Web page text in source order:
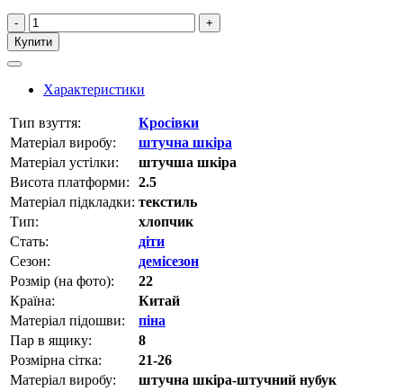
-
+
Купити
Характеристики
Тип взуття:
Кросівки
Матеріал виробу:
штучна шкіра
Матеріал устілки:
штучша шкіра
Висота платформи:
2.5
Матеріал підкладки: текстиль
Тип:
хлопчик
Стать:
діти
Сезон:
демісезон
Розмір (на фото):
22
Країна:
Китай
Матеріал підошви:
піна
Пар в ящику:
8
Розмірна сітка:
21-26
Матеріал виробу:
штучна шкіра-штучний нубук